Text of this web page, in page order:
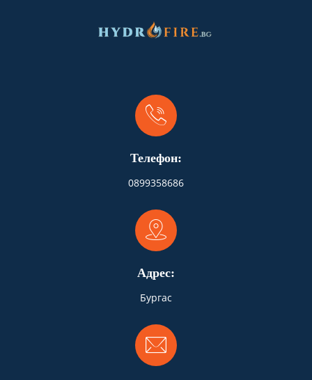
Телефон:
0899358686
Адрес:
Бургас